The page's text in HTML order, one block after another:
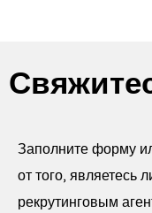
Заполните форму
от того, являетесь
рекрутинговым